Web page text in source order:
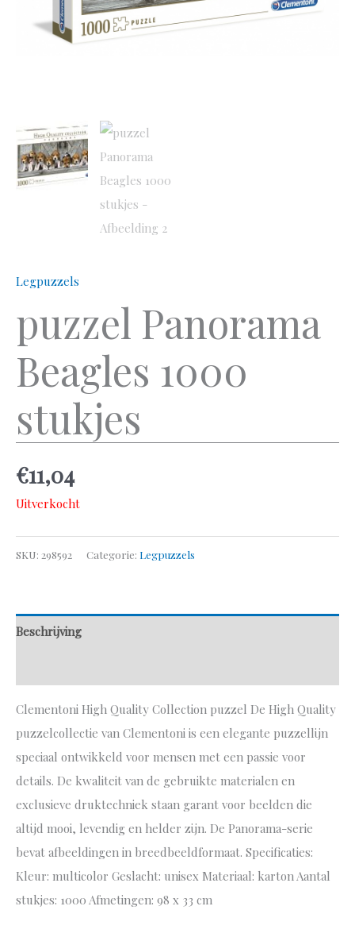
Legpuzzels
puzzel Panorama
Beagles 1000
stukjes
€11,04
Uitverkocht
SKU: 298592 Categorie: Legpuzzels
Beschrijving
Clementoni High Quality Collection puzzel De High Quality
puzzelcollectie van Clementoni is een elegante puzzellijn
speciaal ontwikkeld voor mensen met een passie voor
details. De kwaliteit van de gebruikte materialen en
exclusieve druktechniek staan garant voor beelden die
altijd mooi, levendig en helder zijn. De Panorama-serie
bevat afbeeldingen in breedbeeldformaat. Specificaties:
Kleur: multicolor Geslacht: unisex Materiaal: karton Aantal
stukjes: 1000 Afmetingen: 98 x 33 cm